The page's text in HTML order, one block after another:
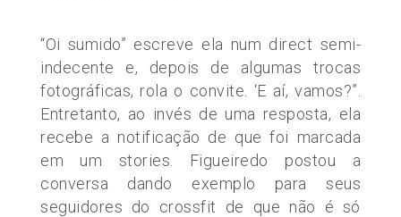
“Oi sumido” escreve ela num direct semi-
indecente e, depois de algumas trocas
fotográficas, rola o convite. ‘E aí, vamos?”.
Entretanto, ao invés de uma resposta, ela
recebe a notificação de que foi marcada
em um stories. Figueiredo postou a
conversa dando exemplo para seus
seguidores do crossfit de que não é só